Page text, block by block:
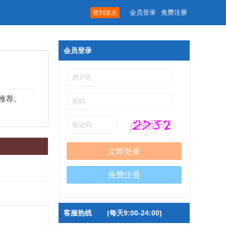
会员登录 免费注册
签到送点
荐。
会员登录
免费注册
客服热线 (每天9:00-24:00)